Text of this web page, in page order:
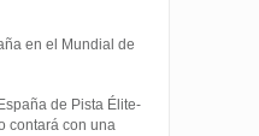
en el Mundial de
de Pista Élite-
contará con una